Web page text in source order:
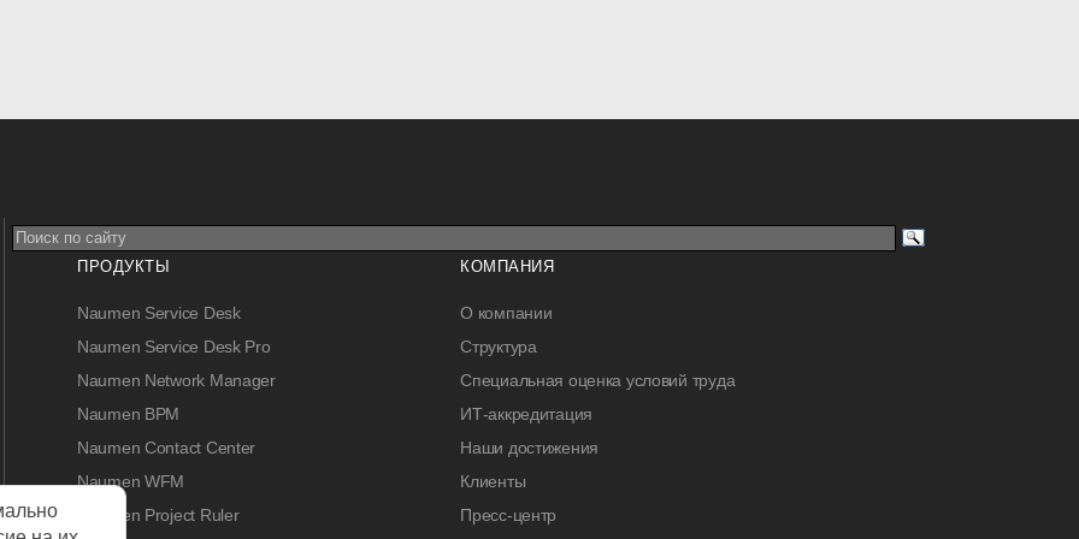
ПРОДУКТЫ
Naumen Service Desk
Naumen Service Desk Pro
Naumen Network Manager
Naumen BPM
Naumen Contact Center
Naumen WFM
Naumen Project Ruler
КОМПАНИЯ
О компании
Структура
Специальная оценка условий труда
ИТ-аккредитация
Наши достижения
Клиенты
Пресс-центр